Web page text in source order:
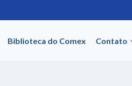
Biblioteca do Comex Contato